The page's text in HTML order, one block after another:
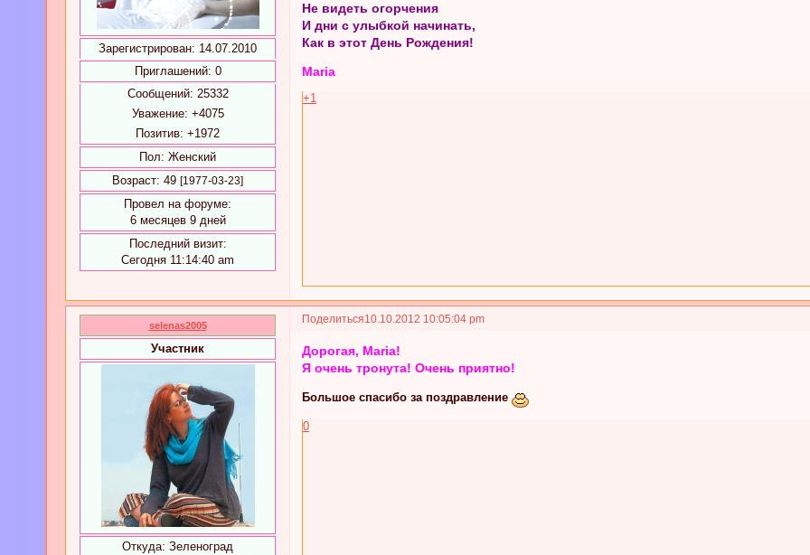
Зарегистрирован: 14.07.2010
Приглашений: 0
Сообщений: 25332
Уважение: +4075
Позитив: +1972
Пол: Женский
Возраст: 49 [1977-03-23]
Провел на форуме:
6 месяцев 9 дней
Последний визит:
Сегодня 11:14:40 am
Не видеть огорчения
И дни с улыбкой начинать,
Как в этот День Рождения!
Maria
+1
Поделиться10.10.2012 10:05:04 pm
selenas2005
Участник
Откуда: Зеленоград
Дорогая, Maria!
Я очень тронута! Очень приятно!
Большое спасибо за поздравление
0